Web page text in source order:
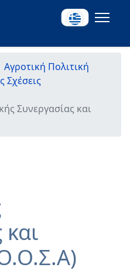
Αγροτική Πολιτική
Σχέσεις
Συνεργασίας και